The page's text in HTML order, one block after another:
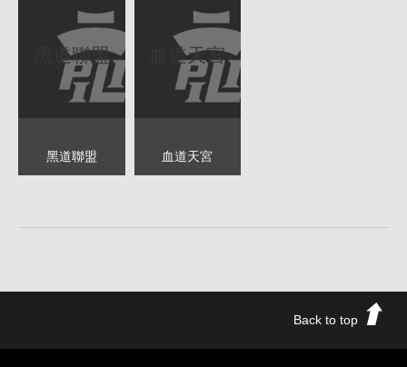
黑道聯盟
黑道聯盟
血道天宮
血道天宮
Back to top